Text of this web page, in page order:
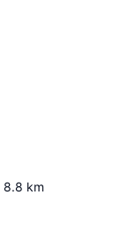
8.8 km